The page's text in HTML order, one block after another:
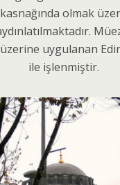
olmak
uygulanan
ile işlenmiştir.